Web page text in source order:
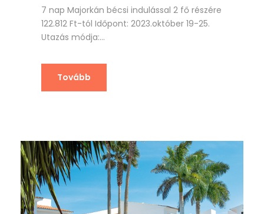
7 nap Majorkán bécsi indulással 2 fő részére
122.812 Ft-tól Időpont: 2023.október 19-25.
Utazás módja:...
Tovább